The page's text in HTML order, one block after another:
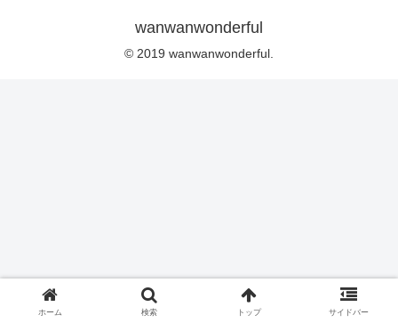
wanwanwonderful
© 2019 wanwanwonderful.
ホーム 検索 トップ サイドバー